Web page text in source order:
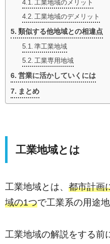
工業地域のメリット
工業地域のデメリット
類似する他地域との相違点
準工業地域
工業専用地域
営業に活かしていくには
まとめ
工業地域とは
工業地域とは、 都市計画
域の1つで工業系の用途
工業地域の解説をする前